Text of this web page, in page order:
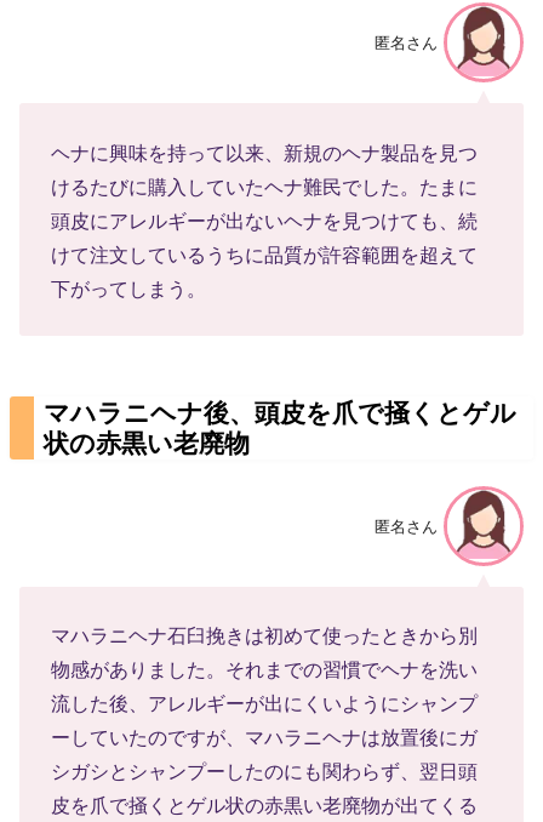
匿名さん
ヘナに興味を持って以来、新規のヘナ製品を見つ
けるたびに購入していたヘナ難民でした。たまに
頭皮にアレルギーが出ないヘナを見つけても、続
けて注文しているうちに品質が許容範囲を超えて
下がってしまう。
マハラニヘナ後、頭皮を爪で掻くとゲル
状の赤黒い老廃物
匿名さん
マハラニヘナ石臼挽きは初めて使ったときから別
物感がありました。それまでの習慣でヘナを洗い
流した後、アレルギーが出にくいようにシャンプ
ーしていたのですが、マハラニヘナは放置後にガ
シガシとシャンプーしたのにも関わらず、翌日頭
皮を爪で掻くとゲル状の赤黒い老廃物が出てくる